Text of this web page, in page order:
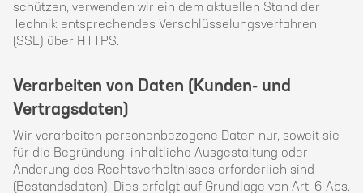
schützen, verwenden wir ein dem aktuellen Stand der
Technik entsprechendes Verschlüsselungsverfahren
(SSL) über HTTPS.
Verarbeiten von Daten (Kunden- und
Vertragsdaten)
Wir verarbeiten personenbezogene Daten nur, soweit sie
für die Begründung, inhaltliche Ausgestaltung oder
Änderung des Rechtsverhältnisses erforderlich sind
(Bestandsdaten). Dies erfolgt auf Grundlage von Art. 6 Abs.